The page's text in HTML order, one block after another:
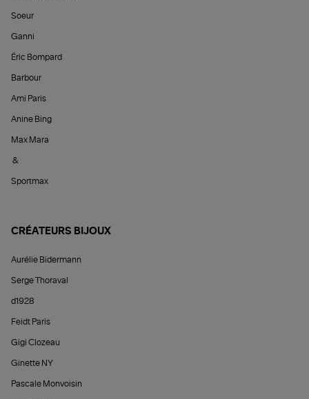
Soeur
Ganni
Éric Bompard
Barbour
Ami Paris
Anine Bing
Max Mara
&
Sportmax
CRÉATEURS BIJOUX
Aurélie Bidermann
Serge Thoraval
d1928
Feidt Paris
Gigi Clozeau
Ginette NY
Pascale Monvoisin